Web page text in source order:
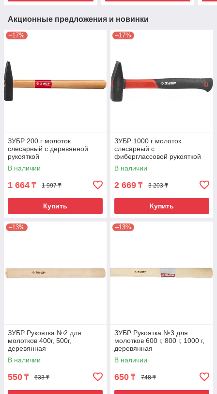
Акционные предложения и новинки
–17%
ЗУБР 200 г молоток
слесарный с деревянной
рукояткой
В наличии
1 664 ₸ 1 997 ₸
Купить
–17%
ЗУБР 1000 г молоток
слесарный с
фиберглассовой рукояткой
В наличии
2 669 ₸ 3 203 ₸
Купить
–13%
ЗУБР Рукоятка №2 для
молотков 400г, 500г,
деревянная
В наличии
550 ₸ 633 ₸
–13%
ЗУБР Рукоятка №3 для
молотков 600 г, 800 г, 1000 г,
деревянная
В наличии
650 ₸ 748 ₸